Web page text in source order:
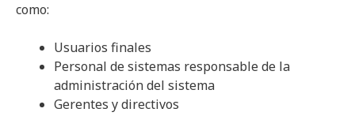
como:
Usuarios finales
Personal de sistemas responsable de la
administración del sistema
Gerentes y directivos